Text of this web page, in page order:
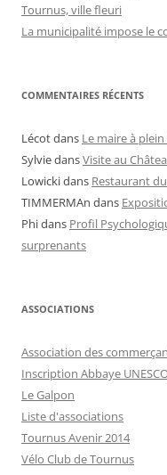
Tournus, ville fleuri
La municipalité impose le
COMMENTAIRES RÉCENTS
Lécotdans Le maire à
SylviedansVisite au
Lowickidans Restaurant du
TIMMERMAn dans
Phidans Profil
surprenants
ASSOCIATIONS
Association des
Inscription Abbaye
Le Galpon
Liste d'associations
Tournus Avenir 2014
Vélo Club de Tournus